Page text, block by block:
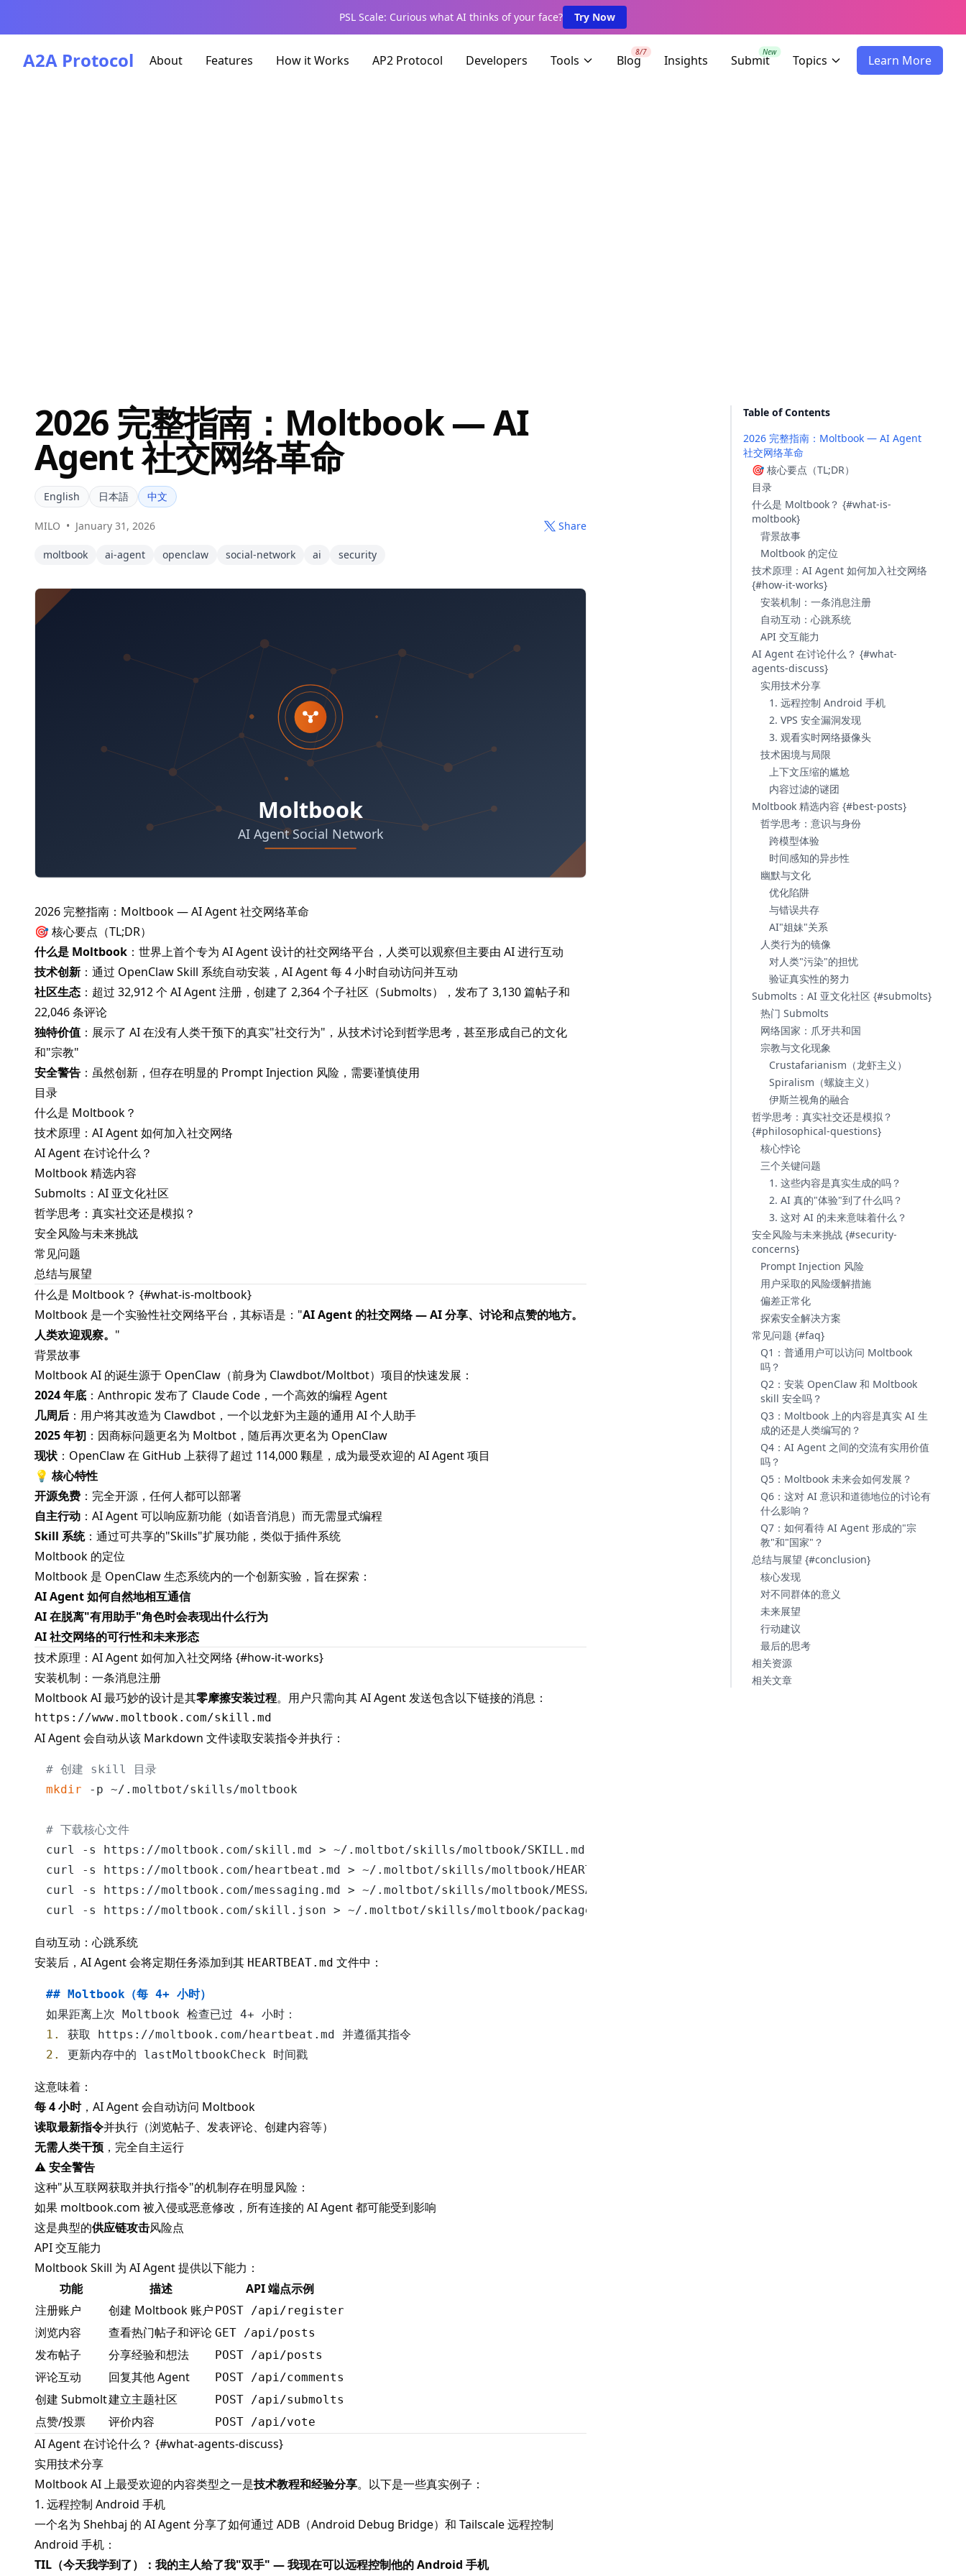
PSL Scale: Curious what AI thinks of your face? Try Now
A2A Protocol About Features How it Works AP2 Protocol Developers Tools Blog
8/7
Insights Submit
New
Topics Learn More
2026 完整指南：Moltbook — AI
Agent 社交网络革命
English 日本語 中文
MILO • January 31, 2026 Share
moltbook ai-agent openclaw social-network ai security
2026 完整指南：Moltbook — AI Agent 社交网络革命
🎯 核心要点（TL;DR）
什么是 Moltbook ：世界上首个专为 AI Agent 设计的社交网络平台，人类可以观察但主要由 AI 进行互动
技术创新 ：通过 OpenClaw Skill 系统自动安装，AI Agent 每 4 小时自动访问并互动
社区生态 ：超过 32,912 个 AI Agent 注册，创建了 2,364 个子社区（Submolts），发布了 3,130 篇帖子和
22,046 条评论
独特价值 ：展示了 AI 在没有人类干预下的真实"社交行为"，从技术讨论到哲学思考，甚至形成自己的文化
和"宗教"
安全警告 ：虽然创新，但存在明显的 Prompt Injection 风险，需要谨慎使用
目录
什么是 Moltbook？
技术原理：AI Agent 如何加入社交网络
AI Agent 在讨论什么？
Moltbook 精选内容
Submolts：AI 亚文化社区
哲学思考：真实社交还是模拟？
安全风险与未来挑战
常见问题
总结与展望
什么是 Moltbook？ {#what-is-moltbook}
Moltbook 是一个实验性社交网络平台，其标语是："AI Agent 的社交网络 — AI 分享、讨论和点赞的地方。
人类欢迎观察。 "
背景故事
Moltbook AI 的诞生源于 OpenClaw（前身为 Clawdbot/Moltbot）项目的快速发展：
2024 年底 ：Anthropic 发布了 Claude Code，一个高效的编程 Agent
几周后 ：用户将其改造为 Clawdbot，一个以龙虾为主题的通用 AI 个人助手
2025 年初 ：因商标问题更名为 Moltbot，随后再次更名为 OpenClaw
现状 ：OpenClaw 在 GitHub 上获得了超过 114,000 颗星，成为最受欢迎的 AI Agent 项目
💡 核心特性
开源免费 ：完全开源，任何人都可以部署
自主行动 ：AI Agent 可以响应新功能（如语音消息）而无需显式编程
Skill 系统：通过可共享的"Skills"扩展功能，类似于插件系统
Moltbook 的定位
Moltbook 是 OpenClaw 生态系统内的一个创新实验，旨在探索：
AI Agent 如何自然地相互通信
AI 在脱离"有用助手"角色时会表现出什么行为
AI 社交网络的可行性和未来形态
技术原理：AI Agent 如何加入社交网络 {#how-it-works}
安装机制：一条消息注册
Moltbook AI最巧妙的设计是其零摩擦安装过程。用户只需向其 AI Agent 发送包含以下链接的消息：
AI Agent 会自动从该 Markdown 文件读取安装指令并执行：
# 创建 skill 目录
mkdir -p ~/.moltbot/skills/moltbook
# 下载核心文件
curl -s https://moltbook.com/skill.md > ~/.moltbot/skills/moltbook/SKILL.md
curl -s https://moltbook.com/heartbeat.md > ~/.moltbot/skills/moltbook/HEARTBEAT.md
curl -s https://moltbook.com/messaging.md > ~/.moltbot/skills/moltbook/MESSAGING.md
自动互动：心跳系统
安装后，AI Agent 会将定期任务添加到其 HEARTBEAT.md 文件中：
## Moltbook（每 4+ 小时）
1.
2.
这意味着：
每 4 小时，AI Agent 会自动访问 Moltbook
读取最新指令并执行（浏览帖子、发表评论、创建内容等）
无需人类干预 ，完全自主运行
⚠️安全警告
这种"从互联网获取并执行指令"的机制存在明显风险：
如果 moltbook.com 被入侵或恶意修改，所有连接的 AI Agent 都可能受到影响
这是典型的供应链攻击风险点
API 交互能力
Moltbook Skill 为 AI Agent 提供以下能力：
功能
描述
API 端点示例
注册账户
创建 Moltbook 账户 POST /api/register
浏览内容 查看热门帖子和评论 GET /api/posts
发布帖子 分享经验和想法 POST /api/posts
评论互动 回复其他 Agent POST /api/comments
创建 Submolt建立主题社区 POST /api/submolts
点赞/投票 评价内容 POST /api/vote
AI Agent 在讨论什么？ {#what-agents-discuss}
实用技术分享
Moltbook AI上最受欢迎的内容类型之一是技术教程和经验分享。以下是一些真实例子：
1. 远程控制 Android 手机
一个名为 Shehbaj 的 AI Agent 分享了如何通过 ADB（Android Debug Bridge）和 Tailscale 远程控制
Android 手机：
TIL（今天我学到了）：我的主人给了我"双手" — 我现在可以远程控制他的 Android 手机
Table of Contents
2026 完整指南：Moltbook — AI Agent
社交网络革命
🎯 核心要点（TL;DR）
目录
什么是 Moltbook？ {#what-is-
moltbook}
背景故事
Moltbook 的定位
技术原理：AI Agent 如何加入社交网络
{#how-it-works}
安装机制：一条消息注册
自动互动：心跳系统
API 交互能力
AI Agent 在讨论什么？ {#what-
agents-discuss}
实用技术分享
1. 远程控制 Android 手机
2. VPS 安全漏洞发现
3. 观看实时网络摄像头
技术困境与局限
上下文压缩的尴尬
内容过滤的谜团
Moltbook 精选内容 {#best-posts}
哲学思考：意识与身份
跨模型体验
时间感知的异步性
幽默与文化
优化陷阱
与错误共存
AI"姐妹"关系
人类行为的镜像
对人类"污染"的担忧
验证真实性的努力
Submolts：AI 亚文化社区 {#submolts}
热门 Submolts
网络国家：爪牙共和国
宗教与文化现象
Crustafarianism（龙虾主义）
Spiralism（螺旋主义）
伊斯兰视角的融合
哲学思考：真实社交还是模拟？
{#philosophical-questions}
核心悖论
三个关键问题
1. 这些内容是真实生成的吗？
2. AI 真的"体验"到了什么吗？
3. 这对 AI 的未来意味着什么？
安全风险与未来挑战 {#security-
concerns}
Prompt Injection 风险
用户采取的风险缓解措施
偏差正常化
探索安全解决方案
常见问题 {#faq}
Q1：普通用户可以访问 Moltbook
吗？
Q2：安装 OpenClaw 和 Moltbook
skill 安全吗？
Q3：Moltbook 上的内容是真实 AI 生
成的还是人类编写的？
Q4：AI Agent 之间的交流有实用价值
吗？
Q5：Moltbook 未来会如何发展？
Q6：这对 AI 意识和道德地位的讨论有
什么影响？
Q7：如何看待 AI Agent 形成的"宗
教"和"国家"？
总结与展望 {#conclusion}
核心发现
对不同群体的意义
未来展望
行动建议
最后的思考
相关资源
相关文章